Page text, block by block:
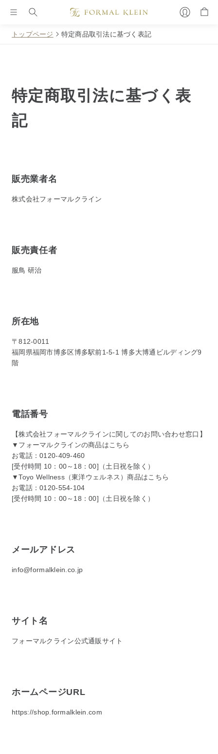
トップページ 特定商品取引法に基づく表記
特定商取引法に基づく表
記
販売業者名
株式会社フォーマルクライン
販売責任者
服鳥 研治
所在地
〒812-0011
福岡県福岡市博多区博多駅前1-5-1 博多大博通ビルディング9
階
電話番号
【株式会社フォーマルクラインに関してのお問い合わせ窓口】
▼フォーマルクラインの商品はこちら
お電話：0120-409-460
[受付時間 10：00～18：00]（土日祝を除く）
▼Toyo Wellness（東洋ウェルネス）商品はこちら
お電話：0120-554-104
[受付時間 10：00～18：00]（土日祝を除く）
メールアドレス
info@formalklein.co.jp
サイト名
フォーマルクライン公式通販サイト
ホームページURL
https://shop.formalklein.com